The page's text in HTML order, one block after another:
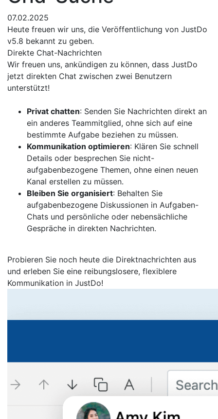
07.02.2025
Heute freuen wir uns, die Veröffentlichung von JustDo
v5.8 bekannt zu geben.
Direkte Chat-Nachrichten
Wir freuen uns, ankündigen zu können, dass JustDo
jetzt direkten Chat zwischen zwei Benutzern
unterstützt!
Privat chatten: Senden Sie Nachrichten direkt an
ein anderes Teammitglied, ohne sich auf eine
bestimmte Aufgabe beziehen zu müssen.
Kommunikation optimieren: Klären Sie schnell
Details oder besprechen Sie nicht-
aufgabenbezogene Themen, ohne einen neuen
Kanal erstellen zu müssen.
Bleiben Sie organisiert: Behalten Sie
aufgabenbezogene Diskussionen in Aufgaben-
Chats und persönliche oder nebensächliche
Gespräche in direkten Nachrichten.
Probieren Sie noch heute die Direktnachrichten aus
und erleben Sie eine reibungslosere, flexiblere
Kommunikation in JustDo!